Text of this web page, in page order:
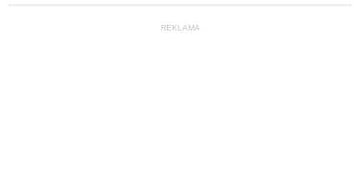
REKLAMA